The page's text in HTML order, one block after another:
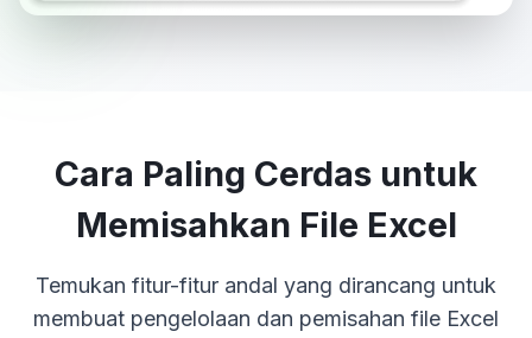
Cara Paling Cerdas untuk
Memisahkan File Excel
Temukan fitur-fitur andal yang dirancang untuk
membuat pengelolaan dan pemisahan file Excel